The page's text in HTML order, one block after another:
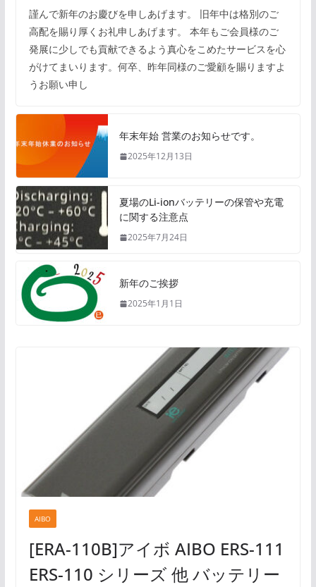
謹んで新年のお慶びを申しあげます。 旧年中は格別のご
高配を賜り厚くお礼申しあげます。 本年もご会員様のご
発展に少しでも貢献できるよう真心をこめたサービスを心
がけてまいります。何卒、昨年同様のご愛顧を賜りますよ
うお願い申し
年末年始 営業のお知らせです。
2025年12月13日
夏場のLi-ionバッテリーの保管や充電
に関する注意点
2025年7月24日
新年のご挨拶
2025年1月1日
AIBO
[ERA-110B]アイボ AIBO ERS-111
ERS-110 シリーズ 他 バッテリー